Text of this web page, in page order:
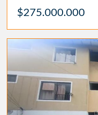
$275.000.000